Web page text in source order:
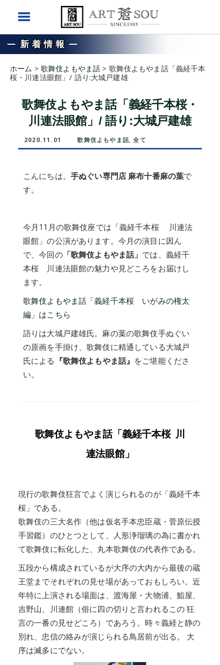
新着情報
ホーム > 歌舞伎よもやま話 > 歌舞伎よもやま話「義経千本
桜・川連法眼館」/ 語り:大城戸建雄
歌舞伎よもやま話「義経千本桜・
川連法眼館」/ 語り:大城戸建雄
2020.11.01 歌舞伎よもやま話,全て
こんにちは。 手ぬぐい専門店 麻布十番麻の葉で
す。
今月11月の歌舞伎座では「義経千本桜 川連法
眼館」の公演があります。今月の演目に因ん
で、今回の「歌舞伎よもやま話」 では、義経千
本桜 川連法眼館の魅力や見どころをお届けし
ます。
歌舞伎よもやま話「義経千本桜 いがみの権太
編」はこちら
語りは大城戸建雄氏。麻の葉の歌舞伎手ぬぐい
の原画を手掛け、歌舞伎に精通している大城戸
氏による 『歌舞伎よもやま話』 をご堪能くださ
い。
歌舞伎よもやま話「義経千本桜 川
連法眼館」
現行の歌舞伎狂言でよく演じられるのが「義経千本
桜」である。
歌舞伎の三大名作（他は仮名手本忠臣蔵・菅原伝授
手習鑑）のひとつとして、人形浄瑠璃の為に書かれ
て歌舞伎に転化した、丸本歌舞伎の代表作である。
五段から構成されているが大序の大内から最後の蔵
王堂までそれぞれの見せ場があっておもしろい。近
年特に上演される場面は、渡海屋・大物浦、鮨屋、
吉野山、川連館（俗に四の切りと言われるこの 狂
言の一番の見せどころ）であろう。時々義経と静の
別れ、忠信の絡みが演じられる鳥居前が出る。 大
序は滅多にでない。